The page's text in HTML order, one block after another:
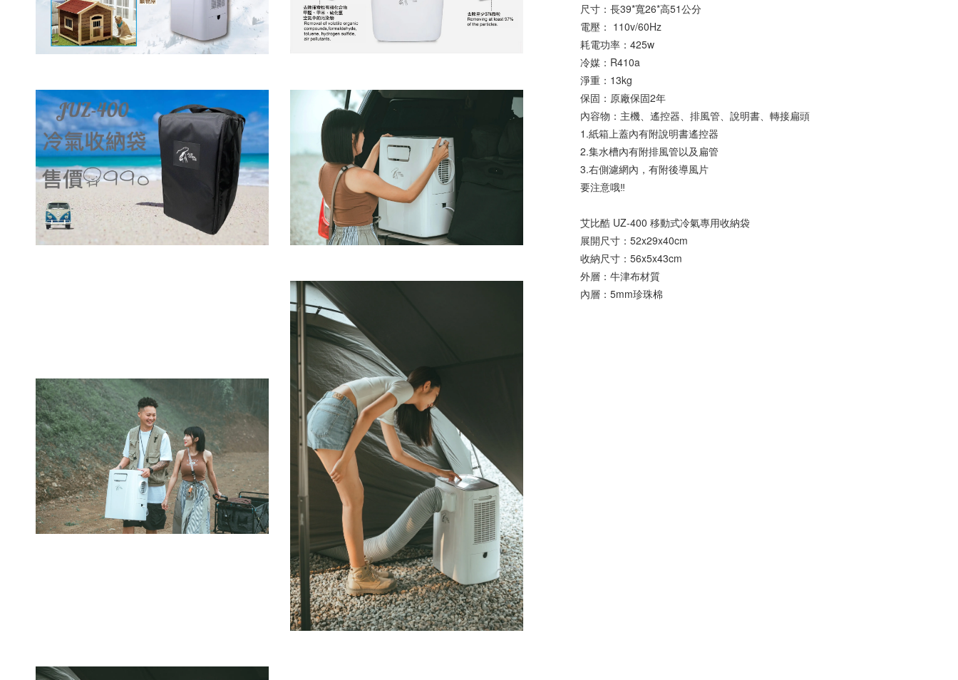
尺寸：長39*寬26*高51公分
電壓： 110v/60Hz
耗電功率：425w
冷媒：R410a
淨重：13kg
保固：原廠保固2年
內容物：主機、遙控器、排風管、說明書、轉接扁頭
1.紙箱上蓋內有附說明書遙控器
2.集水槽內有附排風管以及扁管
3.右側濾網內，有附後導風片
要注意哦‼️
艾比酷 UZ-400 移動式冷氣專用收納袋
展開尺寸：52x29x40cm
收納尺寸：56x5x43cm
外層：牛津布材質
內層：5mm珍珠棉